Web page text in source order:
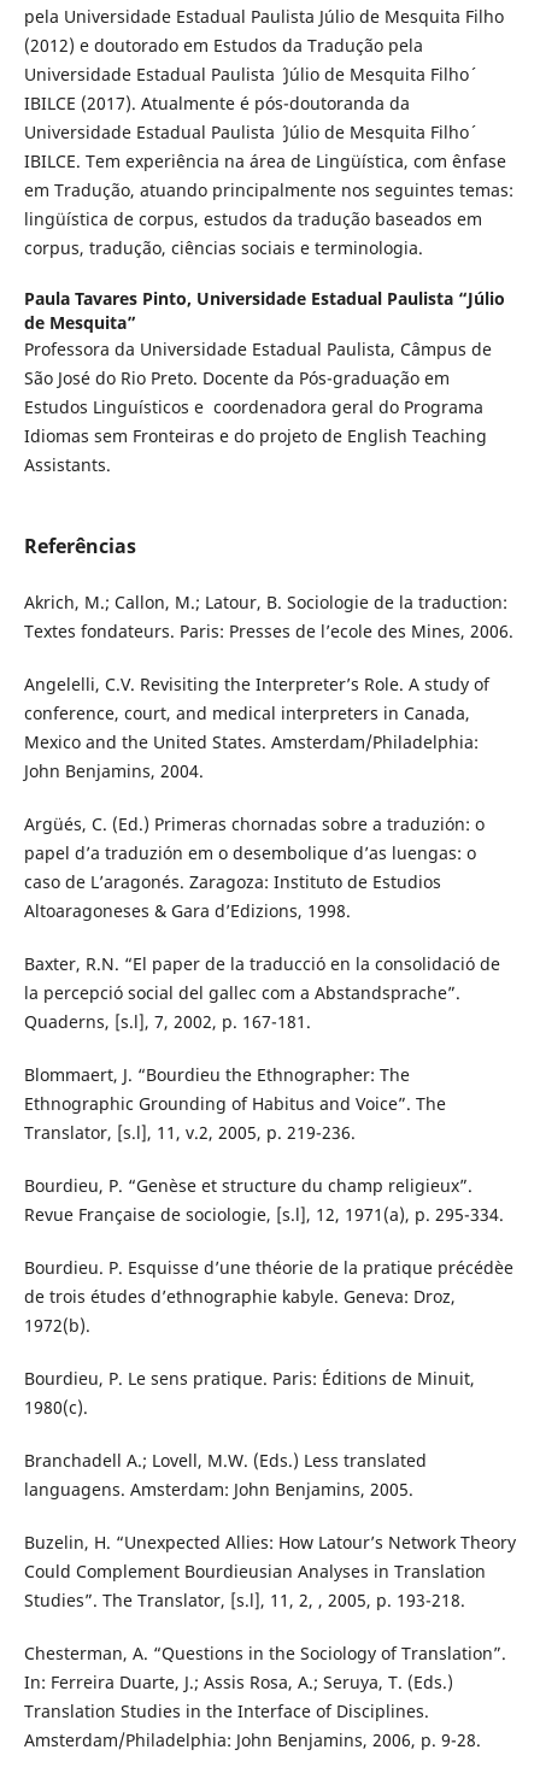
pela Universidade Estadual Paulista Júlio de Mesquita Filho
(2012) e doutorado em Estudos da Tradução pela
Universidade Estadual Paulista ´ Júlio de Mesquita Filho´
IBILCE (2017). Atualmente é pós-doutoranda da
Universidade Estadual Paulista ´ Júlio de Mesquita Filho´
IBILCE. Tem experiência na área de Lingüística, com ênfase
em Tradução, atuando principalmente nos seguintes temas:
lingüística de corpus, estudos da tradução baseados em
corpus, tradução, ciências sociais e terminologia.
Paula Tavares Pinto, Universidade Estadual Paulista “Júlio
de Mesquita”
Professora da Universidade Estadual Paulista, Câmpus de
São José do Rio Preto. Docente da Pós-graduação em
Estudos Linguísticos e coordenadora geral do Programa
Idiomas sem Fronteiras e do projeto de English Teaching
Assistants.
Referências
Akrich, M.; Callon, M.; Latour, B. Sociologie de la traduction:
Textes fondateurs. Paris: Presses de l’ecole des Mines, 2006.
Angelelli, C.V. Revisiting the Interpreter’s Role. A study of
conference, court, and medical interpreters in Canada,
Mexico and the United States. Amsterdam/Philadelphia:
John Benjamins, 2004.
Argüés, C. (Ed.) Primeras chornadas sobre a traduzión: o
papel d’a traduzión em o desembolique d’as luengas: o
caso de L’aragonés. Zaragoza: Instituto de Estudios
Altoaragoneses & Gara d’Edizions, 1998.
Baxter, R.N. “El paper de la traducció en la consolidació de
la percepció social del gallec com a Abstandsprache”.
Quaderns, [s.l], 7, 2002, p. 167-181.
Blommaert, J. “Bourdieu the Ethnographer: The
Ethnographic Grounding of Habitus and Voice”. The
Translator, [s.l], 11, v.2, 2005, p. 219-236.
Bourdieu, P. “Genèse et structure du champ religieux”.
Revue Française de sociologie, [s.l], 12, 1971(a), p. 295-334.
Bourdieu. P. Esquisse d’une théorie de la pratique précédèe
de trois études d’ethnographie kabyle. Geneva: Droz,
1972(b).
Bourdieu, P. Le sens pratique. Paris: Éditions de Minuit,
1980(c).
Branchadell A.; Lovell, M.W. (Eds.) Less translated
languagens. Amsterdam: John Benjamins, 2005.
Buzelin, H. “Unexpected Allies: How Latour’s Network Theory
Could Complement Bourdieusian Analyses in Translation
Studies”. The Translator, [s.l], 11, 2, , 2005, p. 193-218.
Chesterman, A. “Questions in the Sociology of Translation”.
In: Ferreira Duarte, J.; Assis Rosa, A.; Seruya, T. (Eds.)
Translation Studies in the Interface of Disciplines.
Amsterdam/Philadelphia: John Benjamins, 2006, p. 9-28.